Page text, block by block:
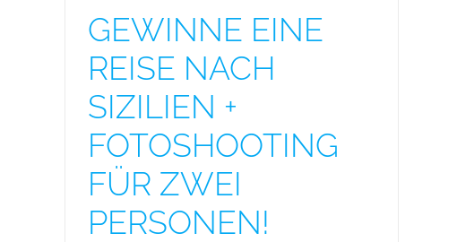
GEWINNE EINE
REISE NACH
SIZILIEN +
FOTOSHOOTING
FÜR ZWEI
PERSONEN!